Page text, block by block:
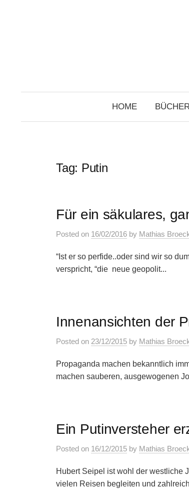
HOME
Tag: Putin
Für ein säkulares,
Posted on 16/02/2016 by Mathias
“Ist er so perfide..oder sind wir so
verspricht, “die neue geopolit...
Innenansichten der
Posted on 23/12/2015 by Mathias
Propaganda machen bekanntlich
machen sauberen, ausgewogenen
Ein Putinversteher
Posted on 16/12/2015 by Mathias
Hubert Seipel ist wohl der westliche
vielen Reisen begleiten und